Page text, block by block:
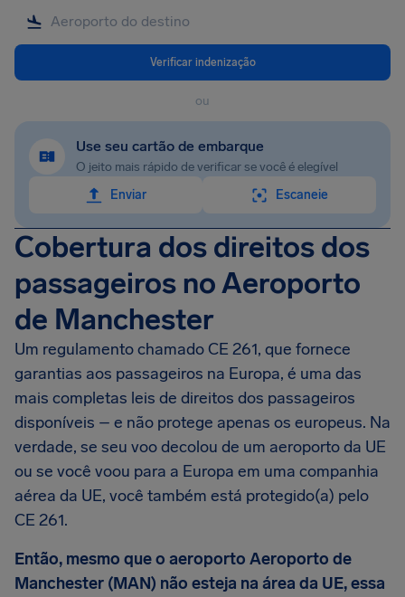
Verificar indenização
ou
Use seu cartão de embarque
O jeito mais rápido de verificar se você é elegível
Enviar
Escaneie
Cobertura dos direitos dos
passageiros no Aeroporto
de Manchester
Um regulamento chamado CE 261, que fornece
garantias aos passageiros na Europa, é uma das
mais completas leis de direitos dos passageiros
disponíveis – e não protege apenas os europeus. Na
verdade, se seu voo decolou de um aeroporto da UE
ou se você voou para a Europa em uma companhia
aérea da UE, você também está protegido(a) pelo
CE 261.
Então, mesmo que o aeroporto Aeroporto de
Manchester (MAN) não esteja na área da UE, essa